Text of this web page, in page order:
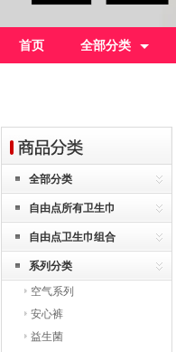
首页 全部分类
全部分类
自由点所有卫生巾
自由点卫生巾组合
系列分类
空气系列
安心裤
益生菌